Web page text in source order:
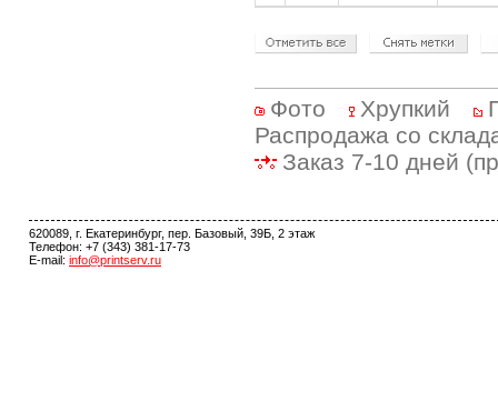
Фото Хрупкий
Распродажа со
Заказ 7-10 дней
620089, г. Екатеринбург, пер. Базовый, 39Б, 2 этаж
Телефон: +7 (343) 381-17-73
E-mail: info@printserv.ru